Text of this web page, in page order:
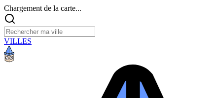
Chargement de la carte...
VILLES